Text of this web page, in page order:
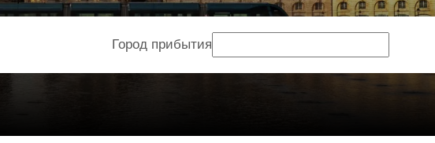
Город прибытия